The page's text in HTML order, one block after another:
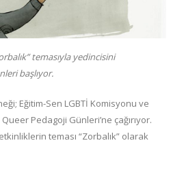
temasıyla yedincisini
başlıyor.
Eğitim-Sen LGBTİ Komisyonu ve
Pedagoji Günleri’ne çağırıyor.
teması “Zorbalık” olarak